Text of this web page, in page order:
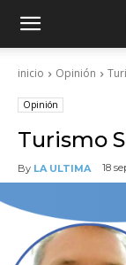
inicio Opinión
Opinión
Turismo
By LA ULTIMA 18